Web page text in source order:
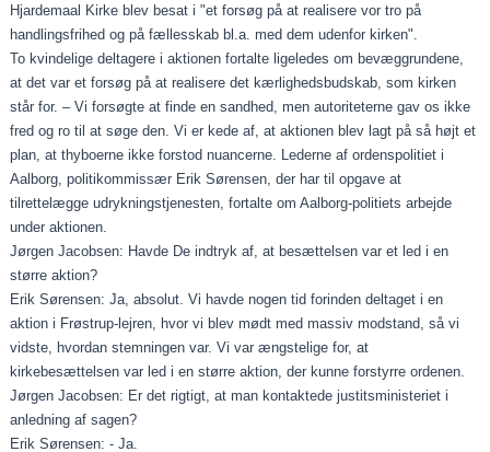
Hjardemaal Kirke blev besat i "et forsøg på at realisere vor tro på
handlingsfrihed og på fællesskab bl.a. med dem udenfor kirken".
To kvindelige deltagere i aktionen fortalte ligeledes om bevæggrundene,
at det var et forsøg på at realisere det kærlighedsbudskab, som kirken
står for. – Vi forsøgte at finde en sandhed, men autoriteterne gav os ikke
fred og ro til at søge den. Vi er kede af, at aktionen blev lagt på så højt et
plan, at thyboerne ikke forstod nuancerne. Lederne af ordenspolitiet i
Aalborg, politikommissær Erik Sørensen, der har til opgave at
tilrettelægge udrykningstjenesten, fortalte om Aalborg-politiets arbejde
under aktionen.
Jørgen Jacobsen: Havde De indtryk af, at besættelsen var et led i en
større aktion?
Erik Sørensen: Ja, absolut. Vi havde nogen tid forinden deltaget i en
aktion i Frøstrup-lejren, hvor vi blev mødt med massiv modstand, så vi
vidste, hvordan stemningen var. Vi var ængstelige for, at
kirkebesættelsen var led i en større aktion, der kunne forstyrre ordenen.
Jørgen Jacobsen: Er det rigtigt, at man kontaktede justitsministeriet i
anledning af sagen?
Erik Sørensen: - Ja.